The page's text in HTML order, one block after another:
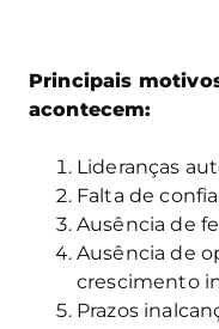
Principais
acontecem:
Lideranças
Falta de
Ausência de
Ausência de
crescimento
Prazos